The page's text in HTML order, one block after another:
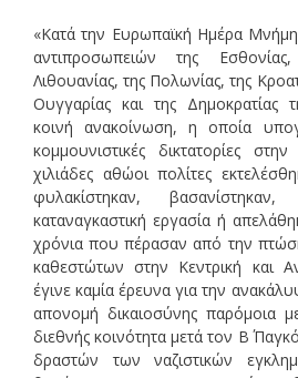
«Κατά την Ευρωπαϊκή Ημέρα
αντιπροσωπειών της
Λιθουανίας, της Πολωνίας, της
Ουγγαρίας και της Δημοκρατίας
κοινή ανακοίνωση, η οποία
κομμουνιστικές δικτατορίες
χιλιάδες αθώοι πολίτες
φυλακίστηκαν,
καταναγκαστική εργασία ή
χρόνια που πέρασαν από την
καθεστώτων στην Κεντρική και
έγινε καμία έρευνα για την
απονομή δικαιοσύνης παρόμοια
διεθνής κοινότητα μετά τον Β΄
δραστών των ναζιστικών